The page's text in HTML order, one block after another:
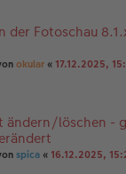
der Fotoschau
okular « 17.12.2025,
ändern/löschen -
spica « 16.12.2025,